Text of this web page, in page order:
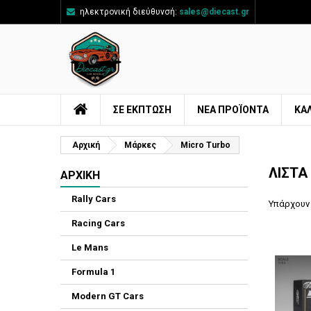
ηλεκτρονική διεύθυνσή: sales@diecast.gr
ΣΕ ΕΚΠΤΩΣΗ ΝΈΑ ΠΡΟΪΌΝΤΑ
Αρχική Μάρκες Micro Turbo
ΑΡΧΙΚΉ
Rally Cars
Racing Cars
Le Mans
Formula 1
Modern GT Cars
Υπάρχουν